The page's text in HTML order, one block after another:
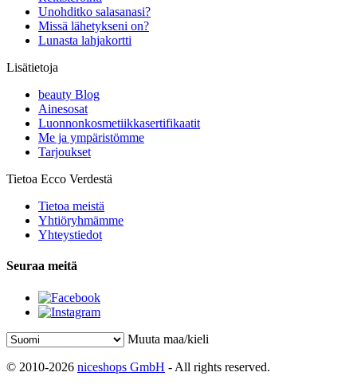
Unohditko salasanasi?
Missä lähetykseni on?
Lunasta lahjakortti
Lisätietoja
beauty Blog
Ainesosat
Luonnonkosmetiikkasertifikaatit
Me ja ympäristömme
Tarjoukset
Tietoa Ecco Verdestä
Tietoa meistä
Yhtiöryhmämme
Yhteystiedot
Seuraa meitä
Muuta maa/kieli
© 2010-2026 niceshops GmbH - All rights reserved.